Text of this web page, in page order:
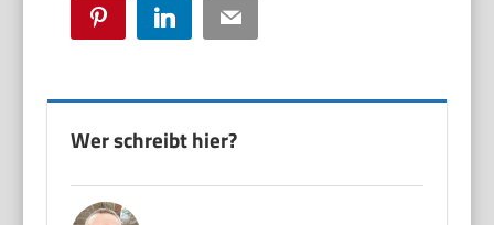
Pinterest LinkedIn Email
Wer schreibt hier?